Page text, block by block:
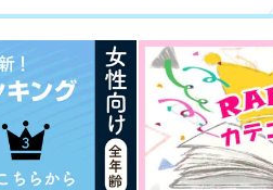
先生、俺をころしてください
サンプル 作品詳細